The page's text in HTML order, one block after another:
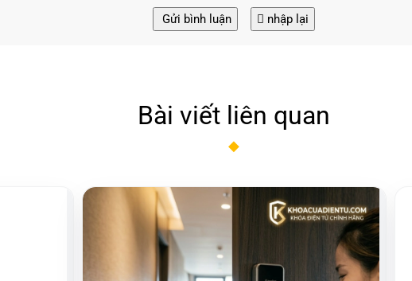
Gửi bình luận nhập lại
Bài viết liên quan